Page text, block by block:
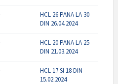
HCL 26 PANA LA 30
DIN 26.04.2024
HCL 20 PANA LA 25
DIN 21.03.2024
HCL 17 SI 18 DIN
15.02.2024